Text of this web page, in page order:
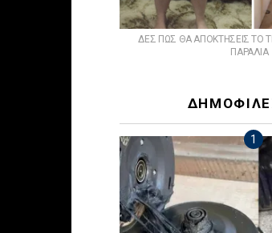
ΔΕΣ ΠΩΣ ΘΑ ΑΠΟΚΤΗΣΕΙΣ ΤΟ
ΠΑΡΑΛΙΑ